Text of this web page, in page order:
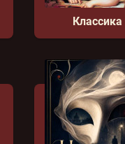
Классика